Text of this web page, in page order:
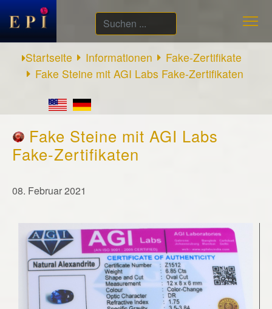
Suchen
...
Startseite
Informationen
Fake-Zertifikate
Fake Steine mit AGI Labs Fake-Zertifikaten
Fake Steine mit AGI Labs
Fake-Zertifikaten
08. Februar 2021